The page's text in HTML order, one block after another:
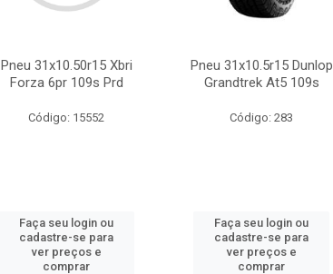
Pneu 31x10.50r15 Xbri
Forza 6pr 109s Prd
Código: 15552
Faça seu login ou
cadastre-se para
ver preços e
comprar
Pneu 31x10.5r15 Dunlop
Grandtrek At5 109s
Código: 283
Faça seu login ou
cadastre-se para
ver preços e
comprar